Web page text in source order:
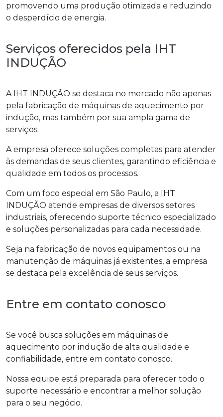
promovendo uma produção otimizada e reduzindo
o desperdício de energia.
Serviços oferecidos pela IHT
INDUÇÃO
A IHT INDUÇÃO se destaca no mercado não apenas
pela fabricação de máquinas de aquecimento por
indução, mas também por sua ampla gama de
serviços.
A empresa oferece soluções completas para atender
às demandas de seus clientes, garantindo eficiência e
qualidade em todos os processos.
Com um foco especial em São Paulo, a IHT
INDUÇÃO atende empresas de diversos setores
industriais, oferecendo suporte técnico especializado
e soluções personalizadas para cada necessidade.
Seja na fabricação de novos equipamentos ou na
manutenção de máquinas já existentes, a empresa
se destaca pela excelência de seus serviços.
Entre em contato conosco
Se você busca soluções em máquinas de
aquecimento por indução de alta qualidade e
confiabilidade, entre em contato conosco.
Nossa equipe está preparada para oferecer todo o
suporte necessário e encontrar a melhor solução
para o seu negócio.